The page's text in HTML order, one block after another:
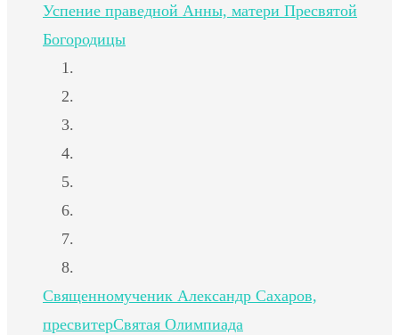
Успение праведной Анны, матери Пресвятой
Богородицы
Священномученик Александр Сахаров,
пресвитерСвятая Олимпиада